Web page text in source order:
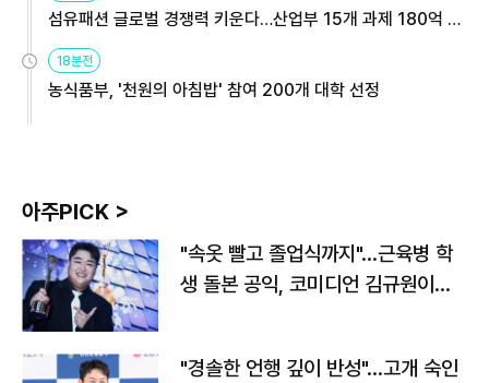
섬유패션 글로벌 경쟁력 키운다…산업부 15개 과제 180억 지
원
18분전
농식품부, '천원의 아침밥' 참여 200개 대학 선정
아주PICK >
"속옷 빨고 졸업식까지"…근육병 학
생 돌본 공익, 코미디언 김규원이었
"경솔한 언행 깊이 반성"…고개 숙인